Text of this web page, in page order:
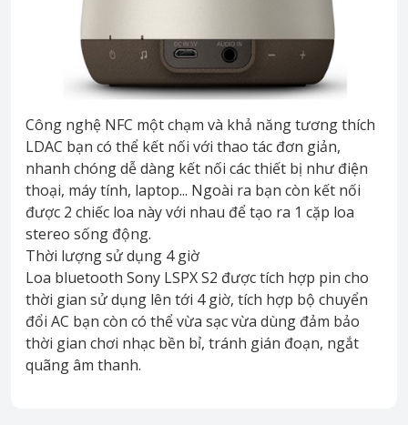
Công nghệ NFC một chạm và khả năng tương thích
LDAC bạn có thể kết nối với thao tác đơn giản,
nhanh chóng dễ dàng kết nối các thiết bị như điện
thoại, máy tính, laptop... Ngoài ra bạn còn kết nối
được 2 chiếc loa này với nhau để tạo ra 1 cặp loa
stereo sống động.
Thời lượng sử dụng 4 giờ
Loa bluetooth Sony LSPX S2 được tích hợp pin cho
thời gian sử dụng lên tới 4 giờ, tích hợp bộ chuyển
đổi AC bạn còn có thể vừa sạc vừa dùng đảm bảo
thời gian chơi nhạc bền bỉ, tránh gián đoạn, ngắt
quãng âm thanh.